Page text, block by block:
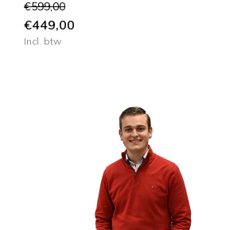
€599,00
€449,00
Incl. btw